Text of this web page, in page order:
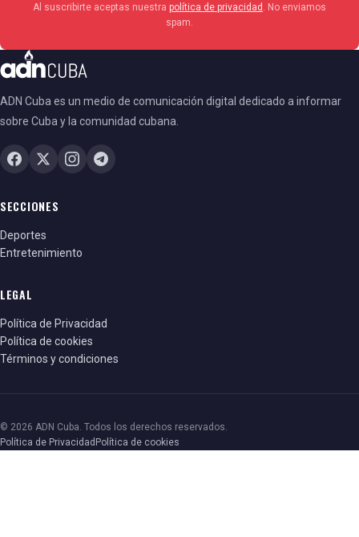
Al suscribirte aceptas nuestra política de privacidad
. No enviamos
spam.
ADN Cuba es un medio de comunicación digital dedicado a informar
sobre Cuba y la comunidad cubana.
SECCIONES
Deportes
Entretenimiento
LEGAL
Política de Privacidad
Política de cookies
Términos y condiciones
© 2026 ADN Cuba. Todos los derechos reservados.
Política de Privacidad Política de cookies